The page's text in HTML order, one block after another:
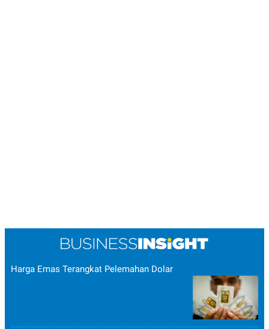
Harga Emas Terangkat Pelemahan Dolar